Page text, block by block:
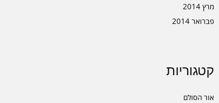
מרץ 2014
פברואר 2014
קטגוריות
אור הסולם